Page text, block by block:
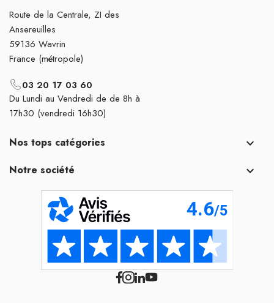
Route de la Centrale, ZI des
Ansereuilles
59136 Wavrin
France (métropole)
03 20 17 03 60
Du Lundi au Vendredi de de 8h à
17h30 (vendredi 16h30)
Nos tops catégories 
Notre société 